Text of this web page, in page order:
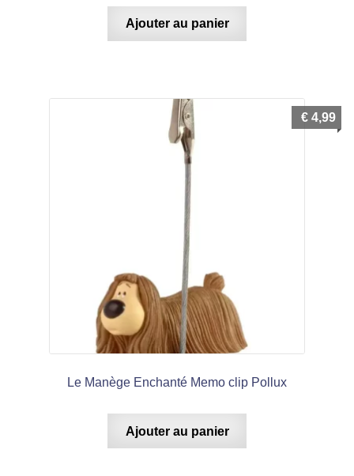
Ajouter au panier
Le Manège Enchanté Memo clip Pollux
€ 4,99
Ajouter au panier